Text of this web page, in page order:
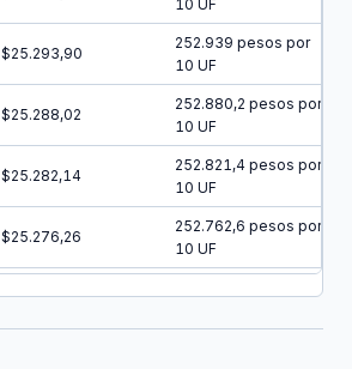
10 UF
$25.293,90
252.939 pesos por
10 UF
$25.288,02
252.880,2 pesos por
10 UF
$25.282,14
252.821,4 pesos por
10 UF
$25.276,26
252.762,6 pesos por
10 UF
$25.270,38